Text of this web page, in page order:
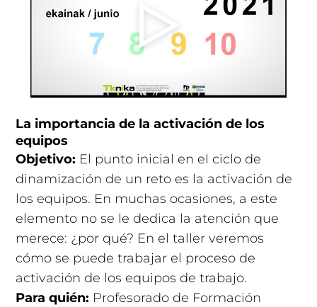
La importancia de la activación de los
equipos
Objetivo: El punto inicial en el ciclo de
dinamización de un reto es la activación de
los equipos. En muchas ocasiones, a este
elemento no se le dedica la atención que
merece: ¿por qué? En el taller veremos
cómo se puede trabajar el proceso de
activación de los equipos de trabajo.
Para quién: Profesorado de Formación